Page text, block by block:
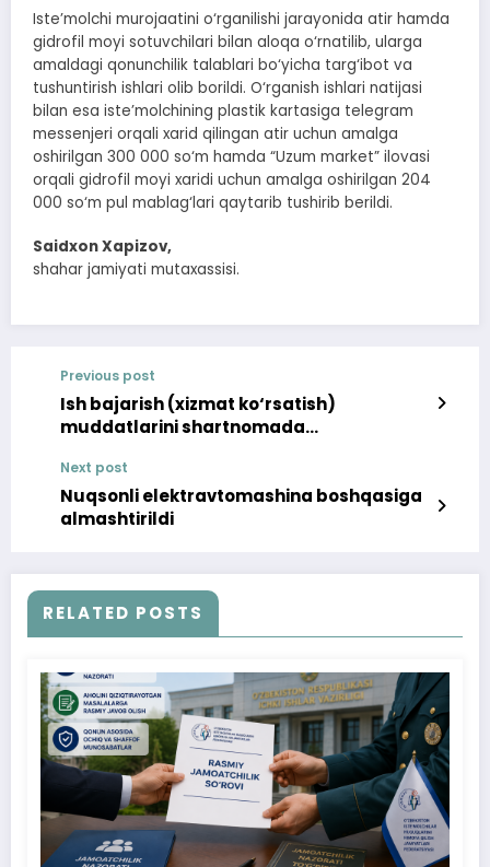
Iste’molchi murojaatini o‘rganilishi jarayonida atir hamda
gidrofil moyi sotuvchilari bilan aloqa o‘rnatilib, ularga
amaldagi qonunchilik talablari bo‘yicha targ‘ibot va
tushuntirish ishlari olib borildi. O‘rganish ishlari natijasi
bilan esa iste’molchining plastik kartasiga telegram
messenjeri orqali xarid qilingan atir uchun amalga
oshirilgan 300 000 so‘m hamda “Uzum market” ilovasi
orqali gidrofil moyi xaridi uchun amalga oshirilgan 204
000 so‘m pul mablag‘lari qaytarib tushirib berildi.
Saidxon Xapizov,
shahar jamiyati mutaxassisi.
Previous post
Ish bajarish (xizmat ko‘rsatish)
muddatlarini shartnomada
oqibatlarga olib keladi
Next post
Nuqsonli elektravtomashina boshqasiga
almashtirildi
RELATED POSTS